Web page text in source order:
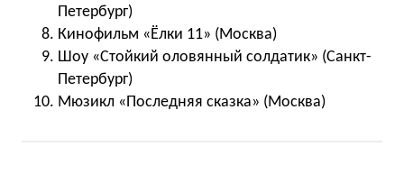
Петербург)
Кинофильм «Ёлки 11» (Москва)
Шоу «Стойкий оловянный солдатик» (Санкт-
Петербург)
Мюзикл «Последняя сказка» (Москва)